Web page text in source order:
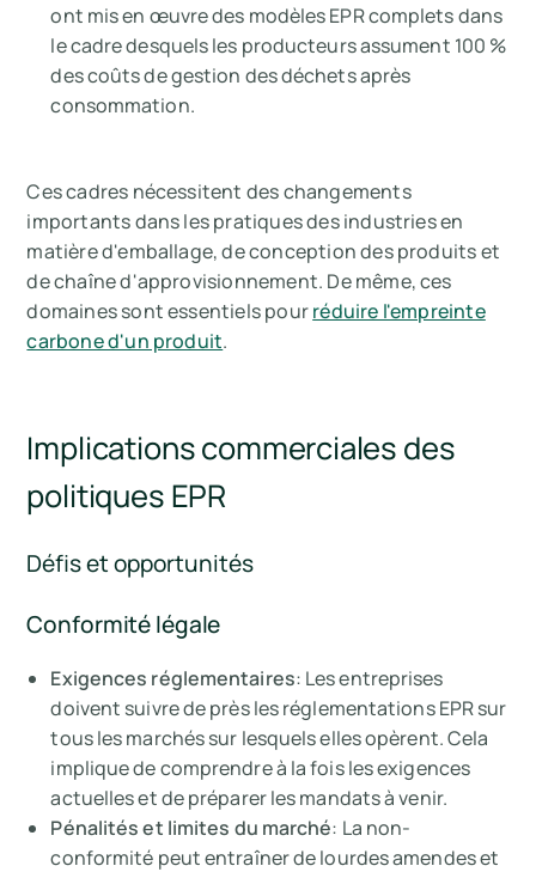
ont mis en œuvre des modèles EPR complets dans
le cadre desquels les producteurs assument 100 %
des coûts de gestion des déchets après
consommation.
Ces cadres nécessitent des changements
importants dans les pratiques des industries en
matière d'emballage, de conception des produits et
de chaîne d'approvisionnement. De même, ces
domaines sont essentiels pourréduire l'empreinte
carbone d'un produit.
Implications commerciales des
politiques EPR
Défis et opportunités
Conformité légale
Exigences réglementaires: Les entreprises
doivent suivre de près les réglementations EPR sur
tous les marchés sur lesquels elles opèrent. Cela
implique de comprendre à la fois les exigences
actuelles et de préparer les mandats à venir.
Pénalités et limites du marché: La non-
conformité peut entraîner de lourdes amendes et